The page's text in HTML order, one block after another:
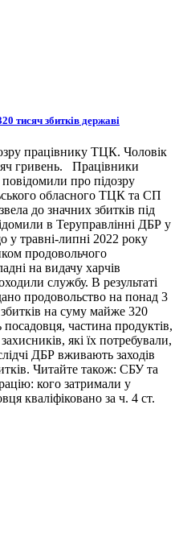
тисяч збитків державі
працівнику ТЦК. Чоловік
гривень. Працівники
про підозру
обласного ТЦК та СП
до значних збитків під
в Теруправлінні ДБР у
у травні-липні 2022 року
продовольчого
на видачу харчів
службу. В результаті
продовольство на понад 3
на суму майже 320
посадовця, частина продуктів,
які їх потребували,
ДБР вживають заходів
Читайте також: СБУ та
кого затримали у
кваліфіковано за ч. 4 ст.